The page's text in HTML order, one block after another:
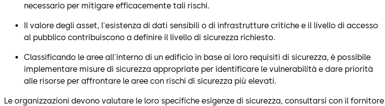
necessario per mitigare efficacemente tali rischi.
Il valore degli asset, l'esistenza di dati sensibili o di infrastrutture critiche e il livello di accesso
al pubblico contribuiscono a definire il livello di sicurezza richiesto.
Classificando le aree all'interno di un edificio in base ai loro requisiti di sicurezza, è possibile
implementare misure di sicurezza appropriate per identificare le vulnerabilità e dare priorità
alle risorse per affrontare le aree con rischi di sicurezza più elevati.
Le organizzazioni devono valutare le loro specifiche esigenze di sicurezza, consultarsi con il fornitore